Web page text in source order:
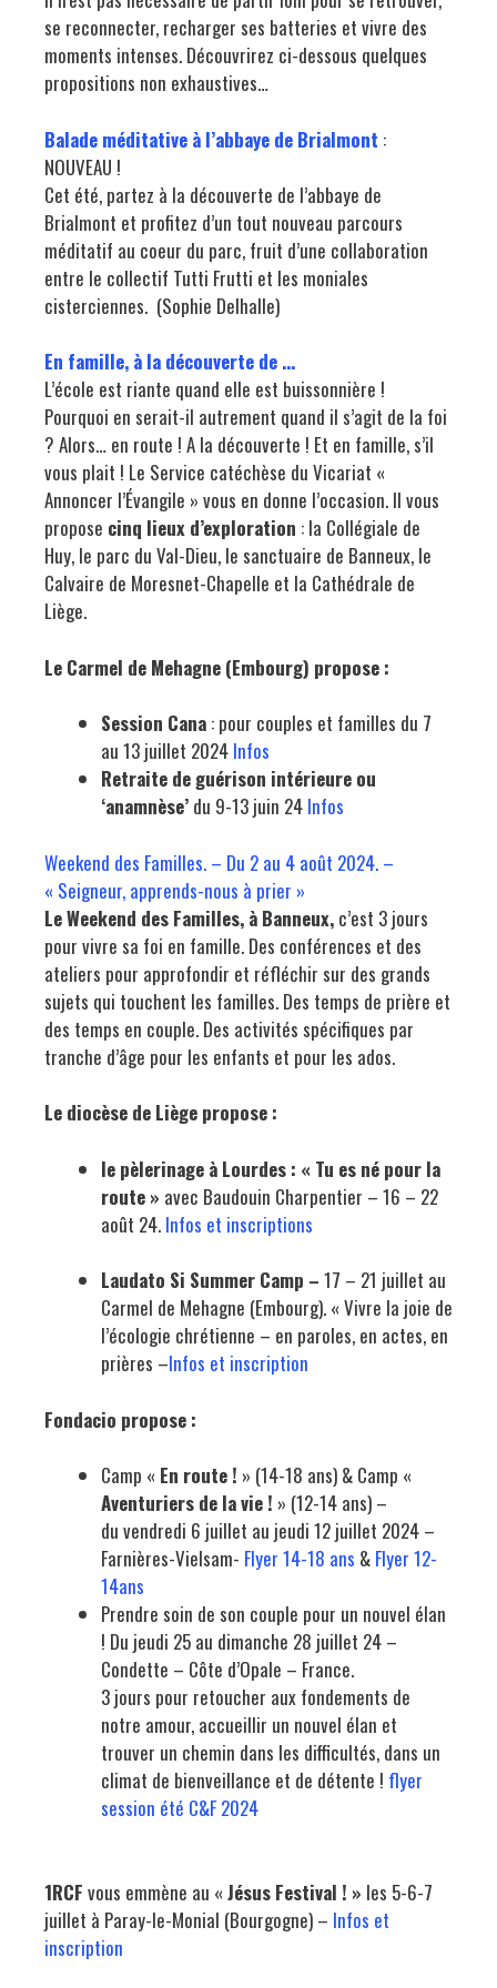
se reconnecter, recharger ses batteries et vivre des
moments intenses. Découvrirez ci-dessous quelques
propositions non exhaustives…
Balade méditative à l’abbaye de Brialmont :
NOUVEAU !
Cet été, partez à la découverte de l’abbaye de
Brialmont et profitez d’un tout nouveau parcours
méditatif au coeur du parc, fruit d’une collaboration
entre le collectif Tutti Frutti et les moniales
cisterciennes. (Sophie Delhalle)
En famille, à la découverte de …
L’école est riante quand elle est buissonnière !
Pourquoi en serait-il autrement quand il s’agit de la foi
? Alors… en route ! A la découverte ! Et en famille, s’il
vous plait ! Le Service catéchèse du Vicariat «
Annoncer l’Évangile » vous en donne l’occasion. Il vous
propose cinq lieux d’exploration : la Collégiale de
Huy, le parc du Val-Dieu, le sanctuaire de Banneux, le
Calvaire de Moresnet-Chapelle et la Cathédrale de
Liège.
Le Carmel de Mehagne (Embourg) propose :
Session Cana : pour couples et familles du 7
au 13 juillet 2024 Infos
Retraite de guérison intérieure ou
‘anamnèse’ du 9-13 juin 24 Infos
Weekend des Familles. – Du 2 au 4 août 2024. –
« Seigneur, apprends-nous à prier »
Le Weekend des Familles, à Banneux, c’est 3 jours
pour vivre sa foi en famille. Des conférences et des
ateliers pour approfondir et réfléchir sur des grands
sujets qui touchent les familles. Des temps de prière et
des temps en couple. Des activités spécifiques par
tranche d’âge pour les enfants et pour les ados.
Le diocèse de Liège propose :
le pèlerinage à Lourdes : « Tu es né pour la
route » avec Baudouin Charpentier – 16 – 22
août 24. Infos et inscriptions
Laudato Si Summer Camp – 17 – 21 juillet au
Carmel de Mehagne (Embourg). « Vivre la joie de
l’écologie chrétienne – en paroles, en actes, en
prières –Infos et inscription
Fondacio propose :
Camp « En route ! » (14-18 ans) & Camp «
Aventuriers de la vie ! » (12-14 ans) –
du vendredi 6 juillet au jeudi 12 juillet 2024 –
Farnières-Vielsam- Flyer 14-18 ans & Flyer 12-
14ans
Prendre soin de son couple pour un nouvel élan
! Du jeudi 25 au dimanche 28 juillet 24 –
Condette – Côte d’Opale – France.
3 jours pour retoucher aux fondements de
notre amour, accueillir un nouvel élan et
trouver un chemin dans les difficultés, dans un
climat de bienveillance et de détente ! flyer
session été C&F 2024
1RCF vous emmène au « Jésus Festival ! » les 5-6-7
juillet à Paray-le-Monial (Bourgogne) – Infos et
inscription